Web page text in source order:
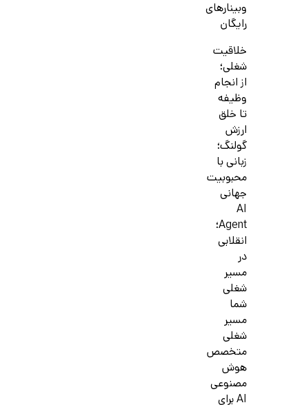
وبینارهای
رایگان
خلاقیت
شغلی؛
از انجام
وظیفه
تا خلق
ارزش
گولنگ؛
زبانی با
محبوبیت
جهانی
AI
Agent؛
انقلابی
در
مسیر
شغلی
شما
مسیر
شغلی
متخصص
هوش
مصنوعی
AI برای